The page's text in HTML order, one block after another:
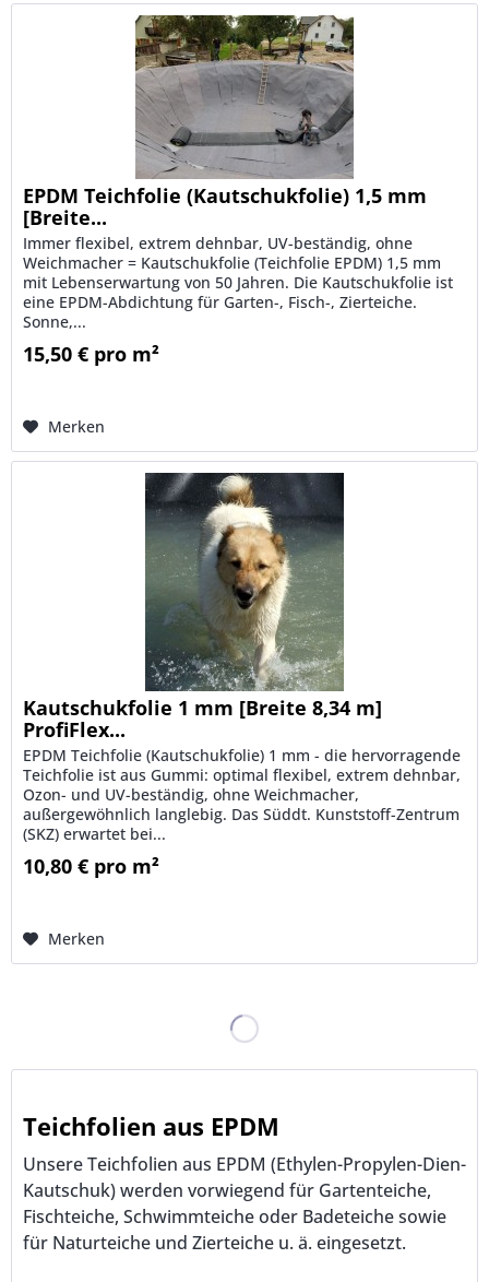
EPDM Teichfolie (Kautschukfolie) 1,5 mm
[Breite...
Immer flexibel, extrem dehnbar, UV-beständig, ohne
Weichmacher = Kautschukfolie (Teichfolie EPDM) 1,5 mm
mit Lebenserwartung von 50 Jahren. Die Kautschukfolie ist
eine EPDM-Abdichtung für Garten-, Fisch-, Zierteiche.
Sonne,...
15,50 € pro m²
Merken
Kautschukfolie 1 mm [Breite 8,34 m]
ProfiFlex...
EPDM Teichfolie (Kautschukfolie) 1 mm - die hervorragende
Teichfolie ist aus Gummi: optimal flexibel, extrem dehnbar,
Ozon- und UV-beständig, ohne Weichmacher,
außergewöhnlich langlebig. Das Süddt. Kunststoff-Zentrum
(SKZ) erwartet bei...
10,80 € pro m²
Merken
Teichfolien aus EPDM
Unsere Teichfolien aus EPDM (Ethylen-Propylen-Dien-
Kautschuk) werden vorwiegend für Gartenteiche,
Fischteiche, Schwimmteiche oder Badeteiche sowie
für Naturteiche und Zierteiche u. ä. eingesetzt.